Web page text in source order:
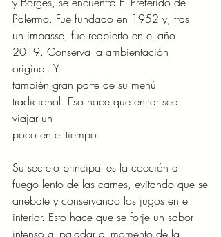
Palermo. Fue fundado en 1952 y, tras
un impasse, fue reabierto en el año
2019. Conserva la ambientación
original. Y
también gran parte de su menú
tradicional. Eso hace que entrar sea
viajar un
poco en el tiempo.
Su secreto principal es la cocción a
fuego lento de las carnes, evitando que se
arrebate y conservando los jugos en el
interior. Esto hace que se forje un sabor
intenso al paladar al momento de la